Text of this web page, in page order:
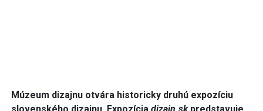
dizajnu. Odhaľujú fragmenty tvorivých procesov a myšlienok
autorov a autoriek odvíjajúcich sa na pozadí doby. Nosným